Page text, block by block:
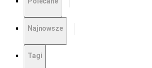
Najnowsze
Tagi